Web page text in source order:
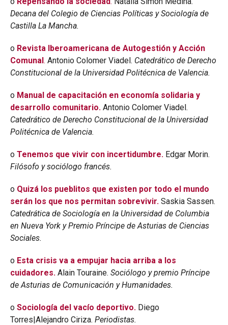
Decana del Colegio de Ciencias Políticas y Sociología de
Castilla La Mancha.
o Revista Iberoamericana de Autogestión y Acción
Comunal. Antonio Colomer Viadel. Catedrático de Derecho
Constitucional de la Universidad Politécnica de Valencia.
o Manual de capacitación en economía solidaria y
desarrollo comunitario. Antonio Colomer Viadel.
Catedrático de Derecho Constitucional de la Universidad
Politécnica de Valencia.
o Tenemos que vivir con incertidumbre. Edgar Morin.
Filósofo y sociólogo francés.
o Quizá los pueblitos que existen por todo el mundo
serán los que nos permitan sobrevivir. Saskia Sassen.
Catedrática de Sociología en la Universidad de Columbia
en Nueva York y Premio Príncipe de Asturias de Ciencias
Sociales.
o Esta crisis va a empujar hacia arriba a los
cuidadores. Alain Touraine. Sociólogo y premio Príncipe
de Asturias de Comunicación y Humanidades.
o Sociología del vacío deportivo. Diego
Torres|Alejandro Ciriza. Periodistas.